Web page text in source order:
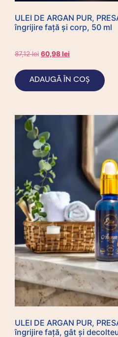
ULEI DE ARGAN PUR,
îngrijire față și corp, 50 ml
87,12lei 60,98lei
ADAUGĂ ÎN COȘ
ULEI DE ARGAN PUR,
îngrijire față, gât și